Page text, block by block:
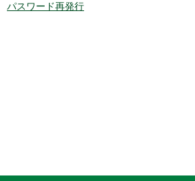
パスワード再発行